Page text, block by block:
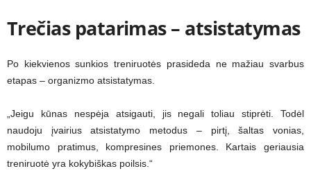
Trečias patarimas – atsistatymas
Po kiekvienos sunkios treniruotės prasideda ne mažiau svarbus
etapas – organizmo atsistatymas.
„Jeigu kūnas nespėja atsigauti, jis negali toliau stiprėti. Todėl
naudoju įvairius atsistatymo metodus – pirtį, šaltas vonias,
mobilumo pratimus, kompresines priemones. Kartais geriausia
treniruotė yra kokybiškas poilsis.“